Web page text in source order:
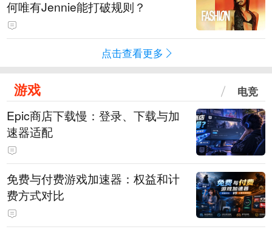
何唯有Jennie能打破规则？
点击查看更多
游戏 电竞
Epic商店下载慢：登录、下载与加
速器适配
免费与付费游戏加速器：权益和计
费方式对比